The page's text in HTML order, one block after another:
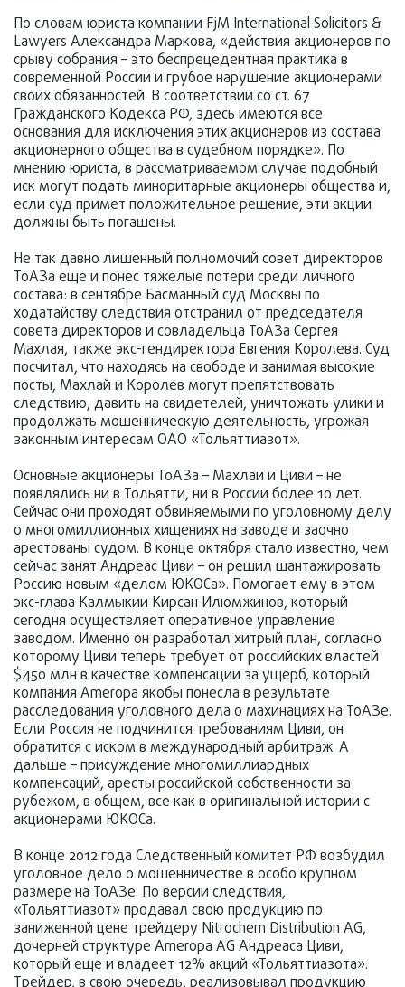
По словам юриста компании FjM International Solicitors &
Lawyers Александра Маркова, «действия акционеров по
срыву собрания – это беспрецедентная практика в
современной России и грубое нарушение акционерами
своих обязанностей. В соответствии со ст. 67
Гражданского Кодекса РФ, здесь имеются все
основания для исключения этих акционеров из состава
акционерного общества в судебном порядке». По
мнению юриста, в рассматриваемом случае подобный
иск могут подать миноритарные акционеры общества и,
если суд примет положительное решение, эти акции
должны быть погашены.
Не так давно лишенный полномочий совет директоров
ТоАЗа еще и понес тяжелые потери среди личного
состава: в сентябре Басманный суд Москвы по
ходатайству следствия отстранил от председателя
совета директоров и совладельца ТоАЗа Сергея
Махлая, также экс-гендиректора Евгения Королева. Суд
посчитал, что находясь на свободе и занимая высокие
посты, Махлай и Королев могут препятствовать
следствию, давить на свидетелей, уничтожать улики и
продолжать мошенническую деятельность, угрожая
законным интересам ОАО «Тольяттиазот».
Основные акционеры ТоАЗа – Махлаи и Циви – не
появлялись ни в Тольятти, ни в России более 10 лет.
Сейчас они проходят обвиняемыми по уголовному делу
о многомиллионных хищениях на заводе и заочно
арестованы судом. В конце октября стало известно, чем
сейчас занят Андреас Циви – он решил шантажировать
Россию новым «делом ЮКОСа». Помогает ему в этом
экс-глава Калмыкии Кирсан Илюмжинов, который
сегодня осуществляет оперативное управление
заводом. Именно он разработал хитрый план, согласно
которому Циви теперь требует от российских властей
$450 млн в качестве компенсации за ущерб, который
компания Ameropa якобы понесла в результате
расследования уголовного дела о махинациях на ТоАЗе.
Если Россия не подчинится требованиям Циви, он
обратится с иском в международный арбитраж. А
дальше – присуждение многомиллиардных
компенсаций, аресты российской собственности за
рубежом, в общем, все как в оригинальной истории с
акционерами ЮКОСа.
В конце 2012 года Следственный комитет РФ возбудил
уголовное дело о мошенничестве в особо крупном
размере на ТоАЗе. По версии следствия,
«Тольяттиазот» продавал свою продукцию по
заниженной цене трейдеру Nitrochem Distribution AG,
дочерней структуре Ameropa AG Андреаса Циви,
который еще и владеет 12% акций «Тольяттиазота».